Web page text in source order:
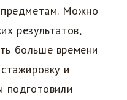
предметам. Можно
результатов,
больше времени
и
подготовили